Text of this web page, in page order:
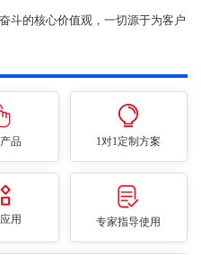
斗的核心价值观，一切源于为客户
品 1对1定制方案
用 专家指导使用